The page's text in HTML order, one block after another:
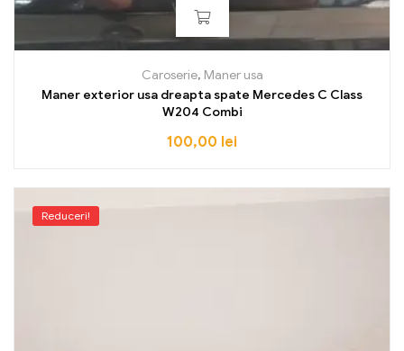
Caroserie, Maner usa
Maner exterior usa dreapta spate Mercedes C Class
W204 Combi
100,00 lei
Reduceri!